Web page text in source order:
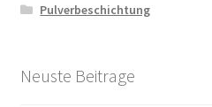
Pulverbeschichtung
Neuste Beitrage